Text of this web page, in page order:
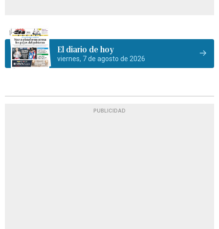
El diario de hoy
viernes, 7 de agosto de 2026
PUBLICIDAD